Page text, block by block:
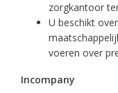
zorgkantoor
U beschikt
voeren over
Incompany